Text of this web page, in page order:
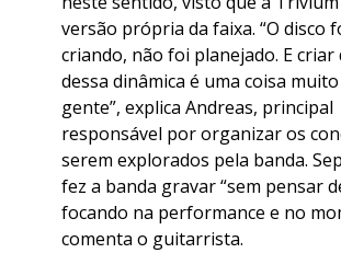
versão própria da faixa. “O disco
criando, não foi planejado. E
dessa dinâmica é uma coisa
gente”, explica Andreas, principal
responsável por organizar os
serem explorados pela banda.
fez a banda gravar “sem pensar
focando na performance e no
comenta o guitarrista.